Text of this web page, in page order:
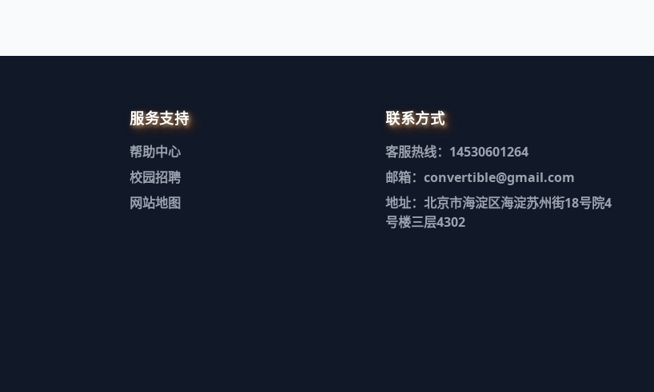
服务支持
帮助中心
校园招聘
网站地图
联系方式
客服热线：14530601264
邮箱：convertible@gmail.com
地址：北京市海淀区海淀苏州街18号院4
号楼三层4302